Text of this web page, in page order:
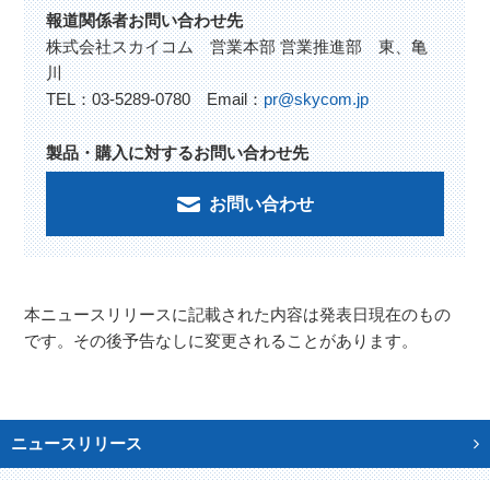
報道関係者お問い合わせ先
株式会社スカイコム 営業本部 営業推進部 東、亀
川
TEL：03-5289-0780 Email：pr@skycom.jp
製品・購入に対するお問い合わせ先
お問い合わせ
本ニュースリリースに記載された内容は発表日現在のもの
です。その後予告なしに変更されることがあります。
ニュースリリース